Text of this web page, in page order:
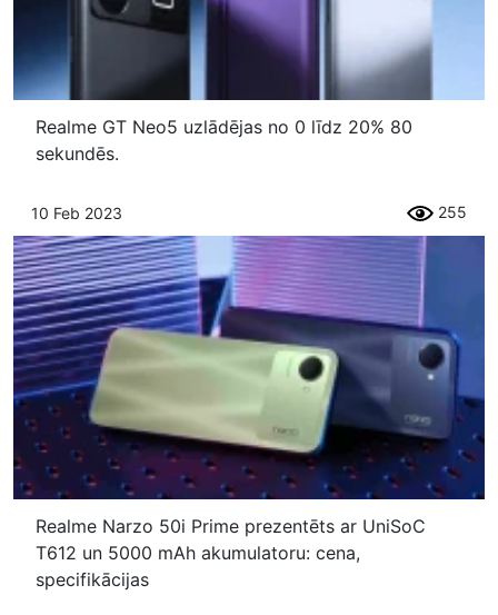
Realme GT Neo5 uzlādējas no 0 līdz 20% 80
sekundēs.
10 Feb 2023 255
Realme Narzo 50i Prime prezentēts ar UniSoC
T612 un 5000 mAh akumulatoru: cena,
specifikācijas